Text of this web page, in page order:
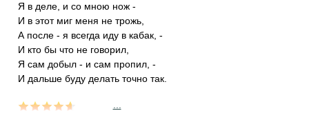
Я в деле, и со мною нож -
И в этот миг меня не трожь,
А после - я всегда иду в кабак, -
И кто бы что не говорил,
Я сам добыл - и сам пропил, -
И дальше буду делать точно так.